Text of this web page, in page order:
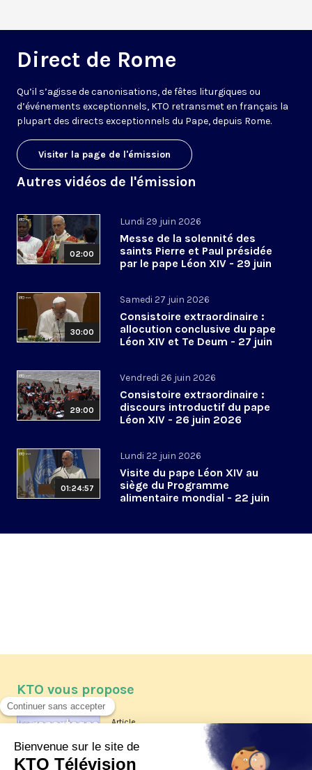
Direct de Rome
Qu’il s’agisse de canonisations, de fêtes liturgiques ou
d’événements exceptionnels, KTO retransmet en français la
plupart des directs exceptionnels du Pape, depuis Rome.
Visiter la page de l'émission
Autres vidéos de l'émission
02:00
Lundi 29 juin 2026
Messe de la solennité des
saints Pierre et Paul présidée
par le pape Léon XIV - 29 juin
30:00
Samedi 27 juin 2026
Consistoire extraordinaire :
allocution conclusive du pape
Léon XIV et Te Deum - 27 juin
29:00
Vendredi 26 juin 2026
Consistoire extraordinaire :
discours introductif du pape
Léon XIV - 26 juin 2026
01:24:57
Lundi 22 juin 2026
Visite du pape Léon XIV au
siège du Programme
alimentaire mondial - 22 juin
KTO vous propose
Article
Les reportages d'été 2026 de KTO